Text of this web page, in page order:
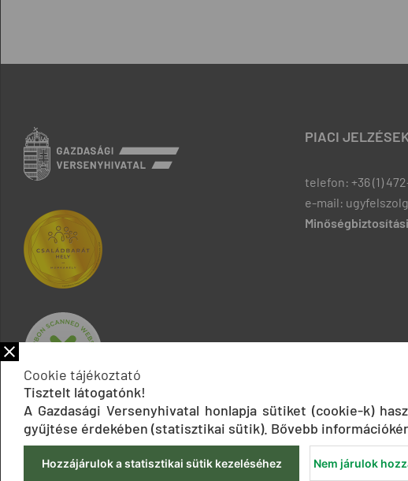
PIACI
telefon: +36 (1)
e-mail:
Cookie tájékoztató
Tisztelt látogatónk!
A Gazdasági Versenyhivatal honlapja sütiket (cookie-k)
gyűjtése érdekében (statisztikai sütik). Bővebb
Hozzájárulok a statisztikai sütik kezeléséhez Nem járulok